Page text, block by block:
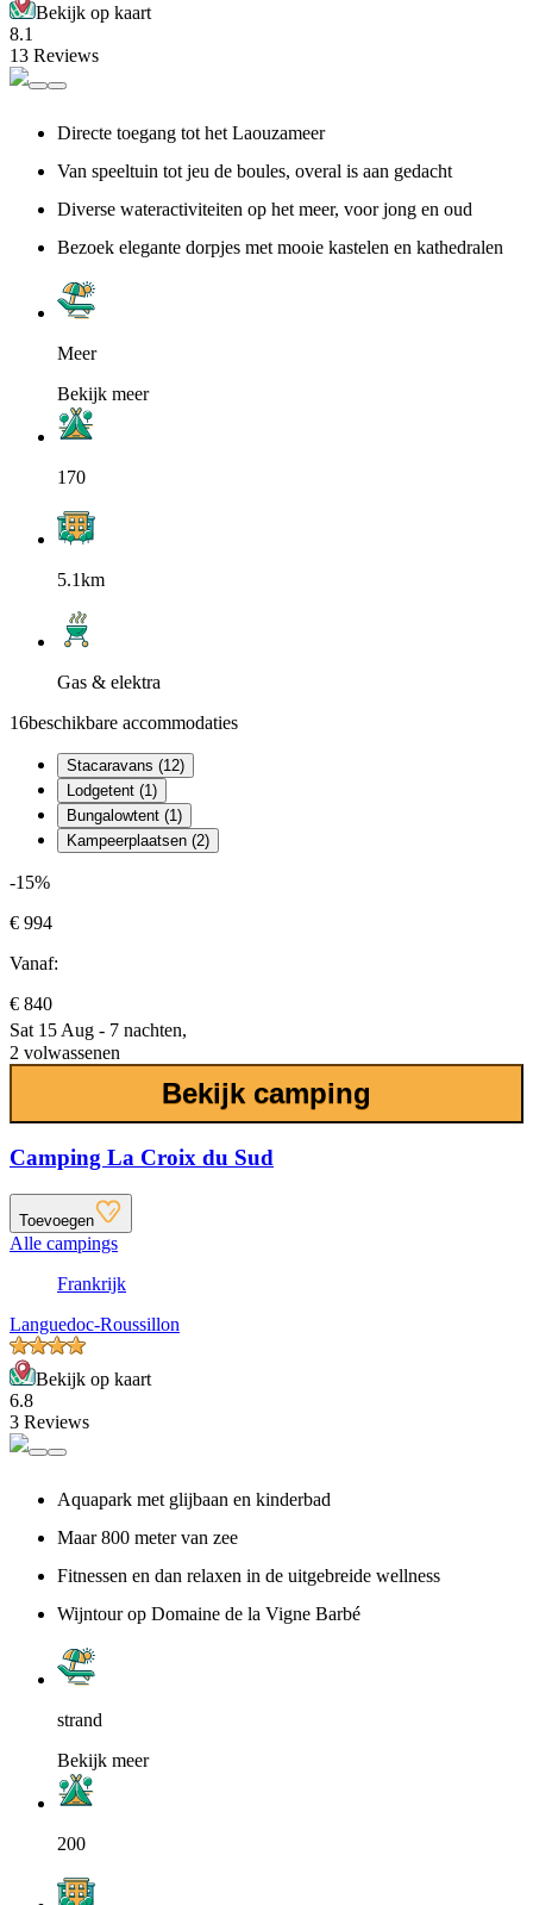
Bekijk op kaart
8.1
13 Reviews
Directe toegang tot het Laouzameer
Van speeltuin tot jeu de boules, overal is aan gedacht
Diverse wateractiviteiten op het meer, voor jong en oud
Bezoek elegante dorpjes met mooie kastelen en kathedralen
Meer
Bekijk meer
170
5.1km
Gas & elektra
16beschikbare accommodaties
Stacaravans (12)
Lodgetent (1)
Bungalowtent (1)
Kampeerplaatsen (2)
-15%
€ 994
Vanaf:
€ 840
Sat 15 Aug - 7 nachten,
2 volwassenen
Bekijk camping
Camping La Croix du Sud
Toevoegen
Alle campings
Frankrijk
Languedoc-Roussillon
Bekijk op kaart
6.8
3 Reviews
Aquapark met glijbaan en kinderbad
Maar 800 meter van zee
Fitnessen en dan relaxen in de uitgebreide wellness
Wijntour op Domaine de la Vigne Barbé
strand
Bekijk meer
200